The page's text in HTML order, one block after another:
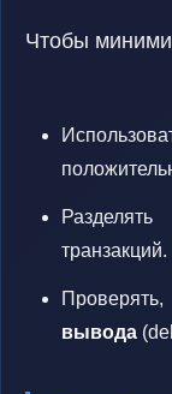
Чтобы
транзакций.
вывода